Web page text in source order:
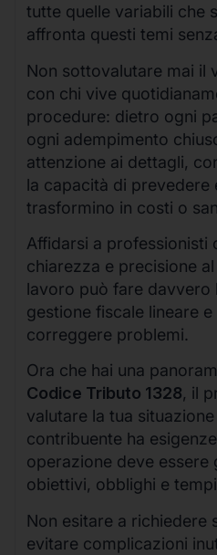
tutte quelle variabili che
affronta questi temi
Non sottovalutare mai il
con chi vive
procedure: dietro ogni
ogni adempimento
attenzione ai dettagli,
la capacità di prevedere
trasformino in costi o
Affidarsi a professionisti
chiarezza e precisione
lavoro può fare davvero
gestione fiscale lineare
correggere problemi.
Ora che hai una
Codice Tributo 1328, il
valutare la tua
contribuente ha
operazione deve essere
obiettivi, obblighi e
Non esitare a richiedere
evitare complicazioni